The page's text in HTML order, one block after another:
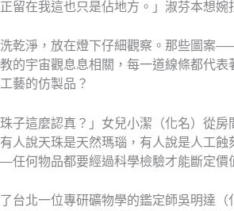
留在我這也只是佔地方。」淑芬本想
乾淨，放在燈下仔細觀察。那些圖
的宇宙觀息息相關，每一道線條都代
藝的仿製品？
珠子這麼認真？」女兒小潔（化名）從
人說天珠是天然瑪瑙，有人說是人工
任何物品都要經過科學檢驗才能斷定價
台北一位專研礦物學的鑑定師吳明達